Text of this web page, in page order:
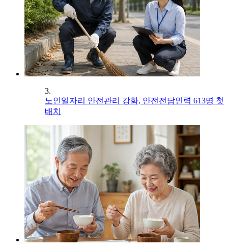
3.
노인일자리 안전관리 강화, 안전전담인력 613명 첫
배치